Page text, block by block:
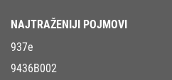
NAJTRAŽENIJI POJMOVI
937e
9436B002